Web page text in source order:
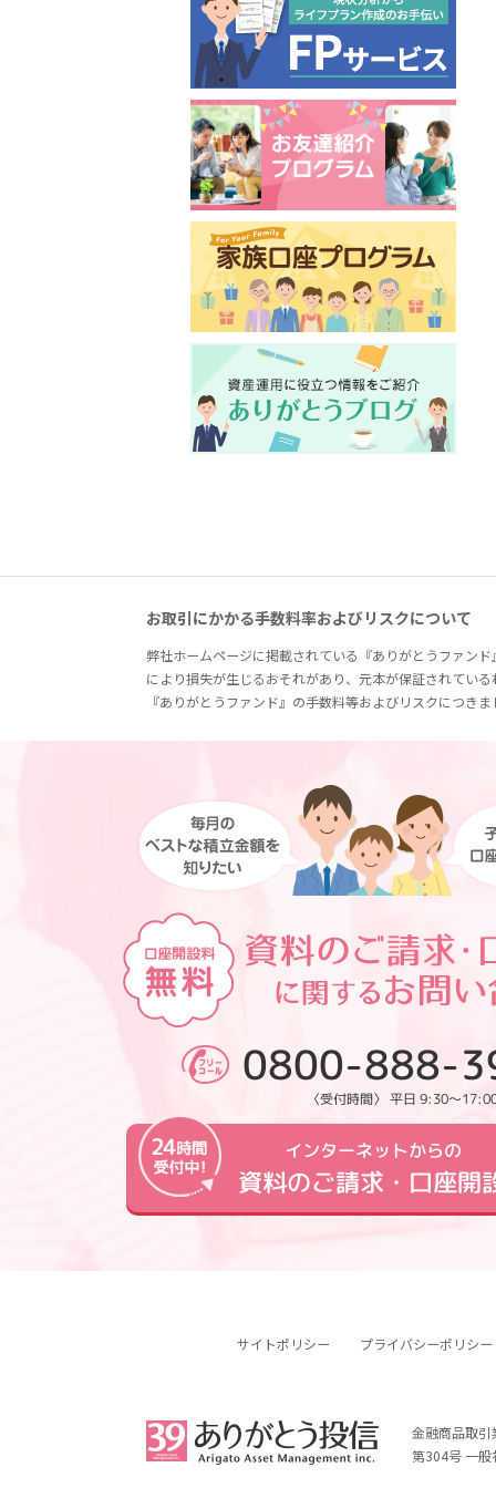
お取引にかかる手数料率およびリスクについて
弊社ホームページに掲載されている『ありがとうファン
により損失が生じるおそれがあり、元本が保証されてい
『ありがとうファンド』の手数料等およびリスクにつき
0800-888-
〈受付時間〉 平日 9:30～
インターネットからの
資料のご請求・口座開
サイトポリシー プライバシーポリシー
金融商品取
第304号 一般